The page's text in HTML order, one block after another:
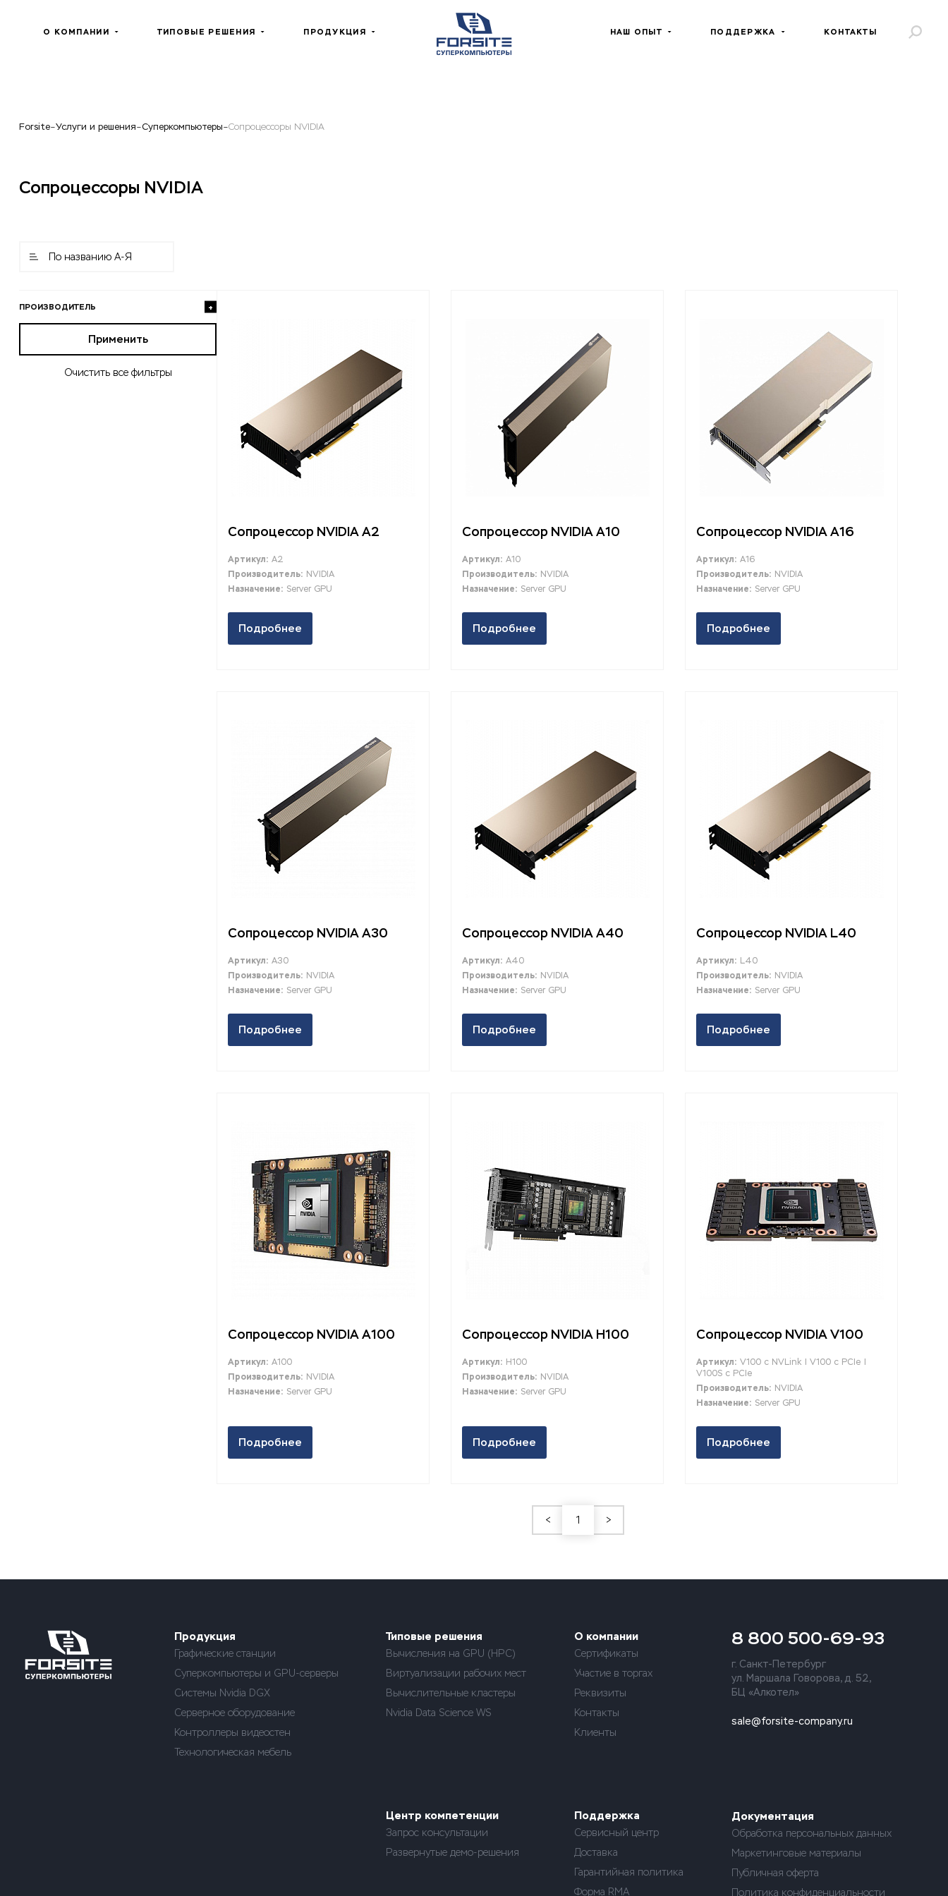
О КОМПАНИИ ТИПОВЫЕ РЕШЕНИЯ ПРОДУКЦИЯ НАШ ОПЫТ ПОДДЕРЖКА КОНТАКТЫ
Forsite Услуги и решения Суперкомпьютеры Сопроцессоры NVIDIA
Сопроцессоры NVIDIA
По названию А-Я
ПРОИЗВОДИТЕЛЬ
Применить
Очистить все фильтры
Сопроцессор NVIDIA A2
Артикул: A2
Производитель: NVIDIA
Назначение: Server GPU
Подробнее
Сопроцессор NVIDIA A10
Артикул: A10
Производитель: NVIDIA
Назначение: Server GPU
Подробнее
Сопроцессор NVIDIA A16
Артикул: A16
Производитель: NVIDIA
Назначение: Server GPU
Подробнее
Сопроцессор NVIDIA A30
Артикул: A30
Производитель: NVIDIA
Назначение: Server GPU
Подробнее
Сопроцессор NVIDIA A40
Артикул: A40
Производитель: NVIDIA
Назначение: Server GPU
Подробнее
Сопроцессор NVIDIA L40
Артикул: L40
Производитель: NVIDIA
Назначение: Server GPU
Подробнее
Сопроцессор NVIDIA A100
Артикул: A100
Производитель: NVIDIA
Назначение: Server GPU
Подробнее
Сопроцессор NVIDIA H100
Артикул: H100
Производитель: NVIDIA
Назначение: Server GPU
Подробнее
Сопроцессор NVIDIA V100
Артикул: V100 c NVLink | V100 c PCIe |
V100S c PCIe
Производитель: NVIDIA
Назначение: Server GPU
Подробнее
< 1 >
Продукция
Графические станции
Суперкомпьютеры и GPU-серверы
Системы Nvidia DGX
Серверное оборудование
Контроллеры видеостен
Технологическая мебель
Типовые решения
Вычисления на GPU (HPC)
Виртуализации рабочих мест
Вычислительные кластеры
Nvidia Data Science WS
Центр компетенции
Запрос консультации
Развернутые демо-решения
О компании
Сертификаты
Участие в торгах
Реквизиты
Контакты
Клиенты
Поддержка
Сервисный центр
Доставка
Гарантийная политика
Форма RMA
8 800 500-69-93
г. Санкт-Петербург
ул. Маршала Говорова, д. 52,
БЦ «Алкотел»
sale@forsite-company.ru
Документация
Обработка персональных данных
Маркетинговые материалы
Публичная оферта
Политика конфиденциальности